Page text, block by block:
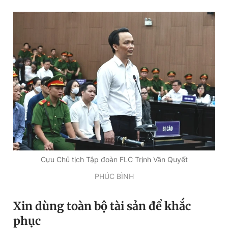
Liên hệ quảng cáo
0908 780 404
Đặt báo Quảng cáo RSS Tòa soạn Chính sách bảo
Tổng biên tập: Nguyễn Ngọc Toàn
Phó tổng biên tập thường trực: Hải Thành
Phó tổng biên tập: Lâm Hiếu Dũng
Phó tổng biên tập: Trần Việt Hưng
Tổng thư ký tòa soạn: Đức Trung
Giấy phép xuất bản số 110/GP - BTTTT cấp ngày 24.3.2020
© 2003-2026 Bản quyền thuộc về Báo Thanh Niên. Cấm sao
chép dưới mọi hình thức nếu không có sự chấp thuận bằng văn
bản. Phát triển bởi ePi Technologies, JSC.
Cựu Chủ tịch Tập đoàn FLC Trịnh Văn Quyết
PHÚC BÌNH
Xin dùng toàn bộ tài sản để khắc
phục